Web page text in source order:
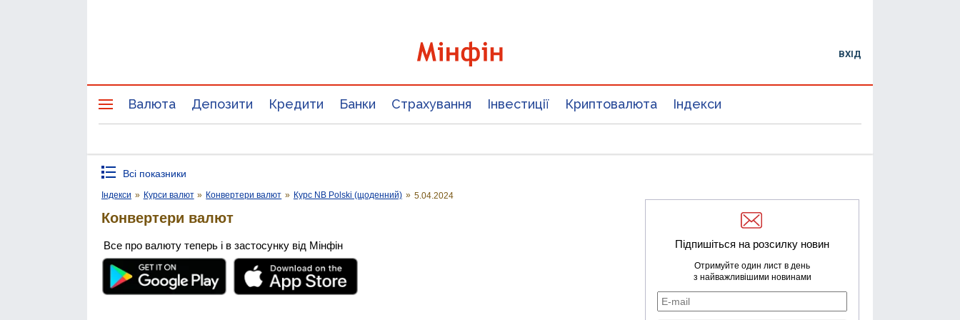
ВХІД
Валюта Депозити Кредити Банки Страхування Інвестиції Криптовалюта Індекси
Всі показники
Індекси » Курси валют » Конвертери валют » Курс NB Polski (щоденний) » 5.04.2024
Конвертери валют
Все про валюту теперь і в застосунку від Мінфін Підпишіться на розсилку новин
Отримуйте один лист в день
з найважливішими новинами